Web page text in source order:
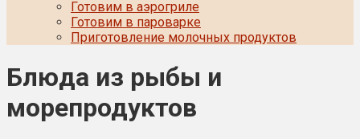
Готовим в аэрогриле
Готовим в пароварке
Приготовление молочных продуктов
Блюда из рыбы и
морепродуктов